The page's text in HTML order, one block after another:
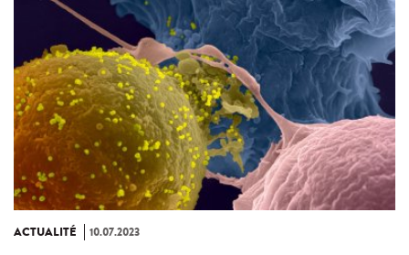
ACTUALITÉ 10.07.2023